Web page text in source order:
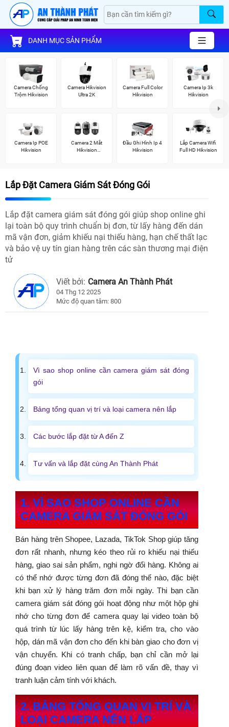
DANH MỤC SẢN PHẨM
Camera Chống
Trộm Hikvision
Camera Hikvision
Ultra 2K
Camera Full Color
Hikvision
Camera Ip 3k
Hikvision
Camera Ip POE
Hikvision
Camera 2 Mắt
Hikvision
Đầu Ghi Hình Ip 4
Hikvision
Lắp Camera Wifi
Full HD Hikvision
Lắp Đặt Camera Giám Sát Đóng Gói
Lắp đặt camera giám sát đóng gói giúp shop online ghi
lại toàn bộ quy trình chuẩn bị đơn, từ lấy hàng đến dán
mã vận đơn, giảm khiếu nại thiếu hàng, hạn chế thất lạc
và bảo vệ uy tín gian hàng trên các sàn thương mại điện
tử
Viết bởi: Camera An Thành Phát
04 Thg 12 2025
Mức độ quan tâm: 800
Vì sao shop online cần camera giám sát đóng
gói
Bảng tổng quan vị trí và loại camera nên lắp
Các bước lắp đặt từ A đến Z
Tư vấn và lắp đặt cùng An Thành Phát
1. VÌ SAO SHOP ONLINE CẦN
CAMERA GIÁM SÁT ĐÓNG GÓI
Bán hàng trên Shopee, Lazada, TikTok Shop giúp tăng
đơn rất nhanh, nhưng kéo theo rủi ro khiếu nại thiếu
hàng, giao sai sản phẩm, nghi ngờ đổi hàng. Không ai
có thể nhớ được từng đơn đã đóng thế nào, đặc biệt
khi bạn xử lý hàng trăm đơn mỗi ngày. Thi bạn cần
camera giám sát đóng gói hoạt động như một hộp ghi
nhớ cho từng đơn để camera quay lại video toàn bộ
quá trình từ lúc lấy hàng trên kệ, kiểm tra, cho vào
hộp, dán mã vận đơn cho đến khi bàn giao cho đơn vị
vận chuyển. Khi có tranh chấp, bạn chỉ cần mở lại
đúng đoạn video liên quan để làm rõ vấn đề, thay vì
tranh luận cảm tính với khách.
2. BẢNG TỔNG QUAN VỊ TRÍ VÀ
LOẠI CAMERA NÊN LẮP